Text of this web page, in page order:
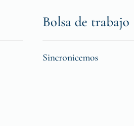
Bolsa de trabajo
Sincronicemos